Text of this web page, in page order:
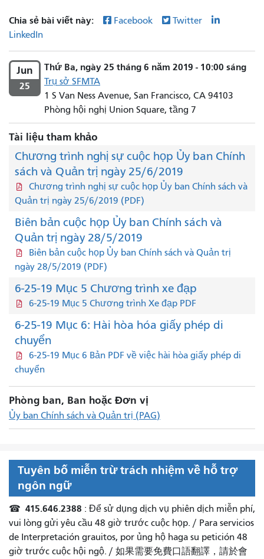
Chia sẻ bài viết này: Facebook
Twitter
LinkedIn
Jun
25
Thứ Ba, ngày 25 tháng 6 năm 2019 - 10:00 sáng
Trụ sở SFMTA
1 S Van Ness Avenue, San Francisco, CA 94103
Phòng hội nghị Union Square, tầng 7
Tài liệu tham khảo
Chương trình nghị sự cuộc họp Ủy ban Chính
sách và Quản trị ngày 25/6/2019
Chương trình nghị sự cuộc họp Ủy ban Chính sách và
Quản trị ngày 25/6/2019 (PDF)
Biên bản cuộc họp Ủy ban Chính sách và
Quản trị ngày 28/5/2019
Biên bản cuộc họp Ủy ban Chính sách và Quản trị
ngày 28/5/2019 (PDF)
6-25-19 Mục 5 Chương trình xe đạp
6-25-19 Mục 5 Chương trình Xe đạp PDF
6-25-19 Mục 6: Hài hòa hóa giấy phép di
chuyển
6-25-19 Mục 6 Bản PDF về việc hài hòa giấy phép di
chuyển
Phòng ban, Ban hoặc Đơn vị
Ủy ban Chính sách và Quản trị (PAG)
Tuyên bố miễn trừ trách nhiệm về hỗ trợ
ngôn ngữ
☎ 415.646.2388 : Để sử dụng dịch vụ phiên dịch miễn phí,
vui lòng gửi yêu cầu 48 giờ trước cuộc họp. / Para servicios
de Interpretación grauitos, por ủng hộ haga su petición 48
giờ trước cuộc hội ngộ. / 如果需要免費口語翻譯，請於會